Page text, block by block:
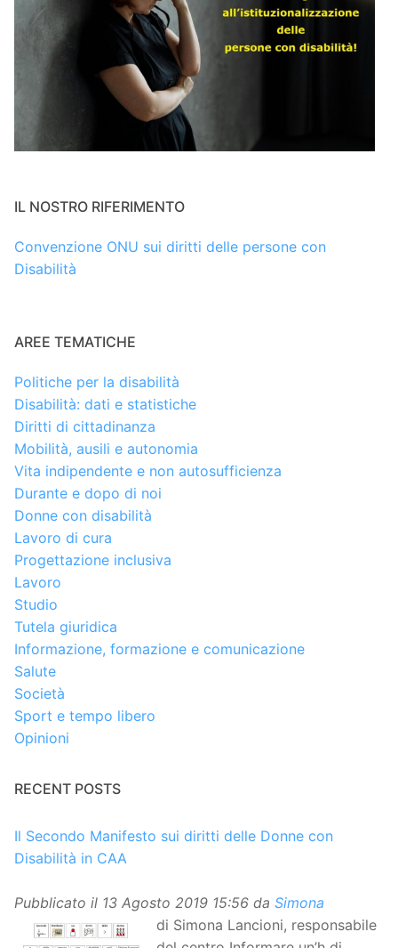
IL NOSTRO RIFERIMENTO
Convenzione ONU sui diritti delle persone con
Disabilità
AREE TEMATICHE
Politiche per la disabilità
Disabilità: dati e statistiche
Diritti di cittadinanza
Mobilità, ausili e autonomia
Vita indipendente e non autosufficienza
Durante e dopo di noi
Donne con disabilità
Lavoro di cura
Progettazione inclusiva
Lavoro
Studio
Tutela giuridica
Informazione, formazione e comunicazione
Salute
Società
Sport e tempo libero
Opinioni
RECENT POSTS
Il Secondo Manifesto sui diritti delle Donne con
Disabilità in CAA
Pubblicato il 13 Agosto 2019 15:56 da Simona
di Simona Lancioni, responsabile